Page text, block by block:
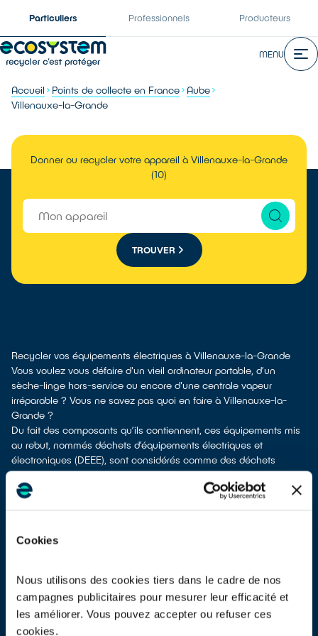
Cookies
Nous utilisons des cookies tiers dans le cadre de nos
campagnes publicitaires pour mesurer leur efficacité et
les améliorer. Vous pouvez accepter ou refuser ces
cookies.
Particuliers Professionnels Producteurs
MENU
Accueil Points de collecte en France
Aube
Villenauxe-la-Grande
Donner ou recycler votre appareil à Villenauxe-la-Grande
(10)
TROUVER
Recycler vos équipements électriques à Villenauxe-la-Grande
Vous voulez vous défaire d'un vieil ordinateur portable, d’un
sèche-linge hors-service ou encore d'une centrale vapeur
irréparable ? Vous ne savez pas quoi en faire à Villenauxe-la-
Grande ?
Du fait des composants qu’ils contiennent, ces équipements mis
au rebut, nommés déchets d’équipements électriques et
électroniques (DEEE), sont considérés comme des déchets
dangereux et doivent être dépollués avant d’être recyclés. Ils ne
doivent donc pas être envoyés à la poubelle en mélange avec
dépollution et leur recyclage.
Différentes options s'offrent à vous :
don à un réseau solidairesi votre équipement est en état de
marche ou réparable